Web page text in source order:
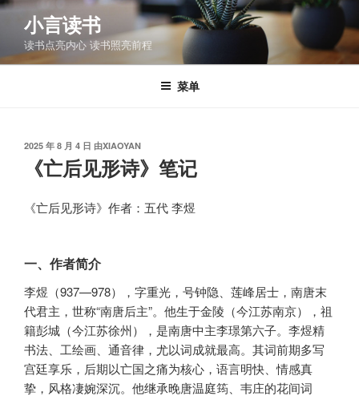
跳
容
小言读书
读书点亮内心 读书照亮前程
菜单
发
2025 年 8 月 4 日 由XIAOYAN
《亡后见形诗》笔记
《亡后见形诗》作者：五代 李煜
一、作者简介
李煜（937—978），字重光，号钟隐、莲峰居士，南唐末
代君主，世称“南唐后主”。他生于金陵（今江苏南京），祖
籍彭城（今江苏徐州），是南唐中主李璟第六子。李煜精
书法、工绘画、通音律，尤以词成就最高。其词前期多写
宫廷享乐，后期以亡国之痛为核心，语言明快、情感真
挚，风格凄婉深沉。他继承晚唐温庭筠、韦庄的花间词